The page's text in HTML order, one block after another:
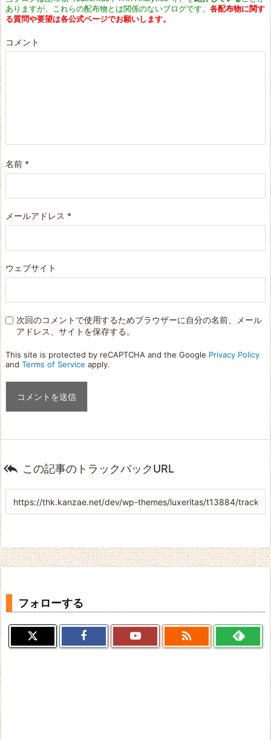
ありますが、これらの配布物とは関係のないブログです。 各配布物に関す
る質問や要望は各公式ページでお願いします。
コメント
名前 *
メールアドレス *
ウェブサイト
次回のコメントで使用するためブラウザーに自分の名前、メール
アドレス、サイトを保存する。
This site is protected by reCAPTCHA and the Google Privacy Policy
and Terms of Service apply.
 この記事のトラックバックURL
フォローする
